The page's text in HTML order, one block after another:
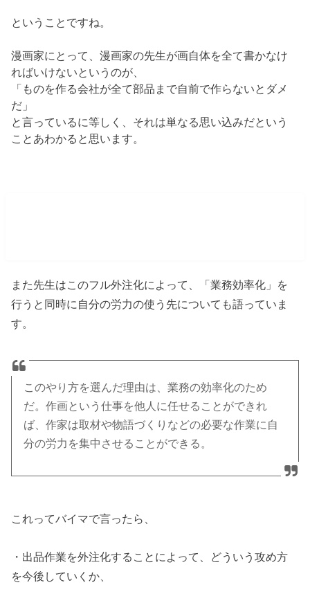
ということですね。
漫画家にとって、漫画家の先生が画自体を全て書かなけ
ればいけないというのが、
「ものを作る会社が全て部品まで自前で作らないとダメ
だ」
と言っているに等しく、それは単なる思い込みだという
ことあわかると思います。
また先生はこのフル外注化によって、「業務効率化」を
行うと同時に自分の労力の使う先についても語っていま
す。
このやり方を選んだ理由は、業務の効率化のため
だ。作画という仕事を他人に任せることができれ
ば、作家は取材や物語づくりなどの必要な作業に自
分の労力を集中させることができる。
これってバイマで言ったら、
・出品作業を外注化することによって、どういう攻め方
を今後していくか、